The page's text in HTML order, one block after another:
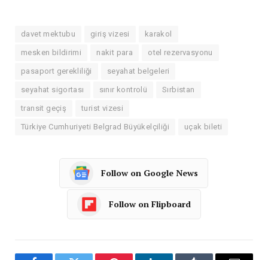
davet mektubu giriş vizesi karakol
mesken bildirimi nakit para otel rezervasyonu
pasaport gerekliliği seyahat belgeleri
seyahat sigortası sınır kontrolü Sırbistan
transit geçiş turist vizesi
Türkiye Cumhuriyeti Belgrad Büyükelçiliği uçak bileti
Follow on Google News
Follow on Flipboard